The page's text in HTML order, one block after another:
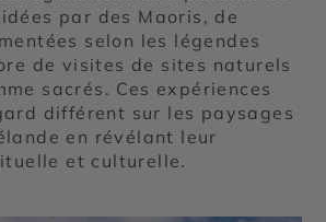
par des Maoris, de
selon les légendes
de visites de sites naturels
sacrés. Ces expériences
différent sur les paysages
en révélant leur
et culturelle.